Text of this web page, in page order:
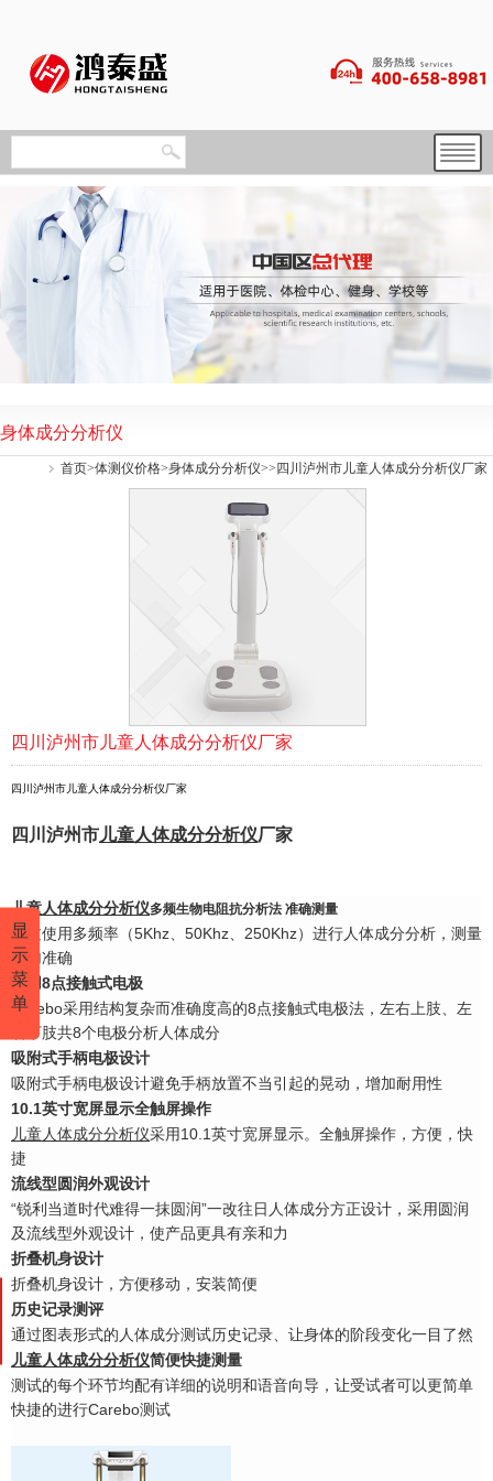
身体成分分析仪
首页>体测仪价格>身体成分分析仪>>四川泸州市儿童人体成分分析仪厂家
四川泸州市儿童人体成分分析仪厂家
四川泸州市儿童人体成分分析仪厂家
四川泸州市儿童人体成分分析仪厂家
儿童人体成分分析仪多频生物电阻抗分析法 准确测量
通过使用多频率（5Khz、50Khz、250Khz）进行人体成分分析，测量
更加准确
采用8点接触式电极
Carebo采用结构复杂而准确度高的8点接触式电极法，左右上肢、左
右下肢共8个电极分析人体成分
吸附式手柄电极设计
吸附式手柄电极设计避免手柄放置不当引起的晃动，增加耐用性
10.1英寸宽屏显示全触屏操作
儿童人体成分分析仪采用10.1英寸宽屏显示。全触屏操作，方便，快
捷
流线型圆润外观设计
“锐利当道时代难得一抹圆润”一改往日人体成分方正设计，采用圆润
及流线型外观设计， 使产品更具有亲和力
折叠机身设计
折叠机身设计，方便移动，安装简便
历史记录测评
通过图表形式的人体成分测试历史记录、让身体的阶段变化一目了然
儿童人体成分分析仪简便快捷测量
测试的每个环节均配有详细的说明和语音向导，让受试者可以更简单
快捷的进行Carebo测试
显
示
菜
单